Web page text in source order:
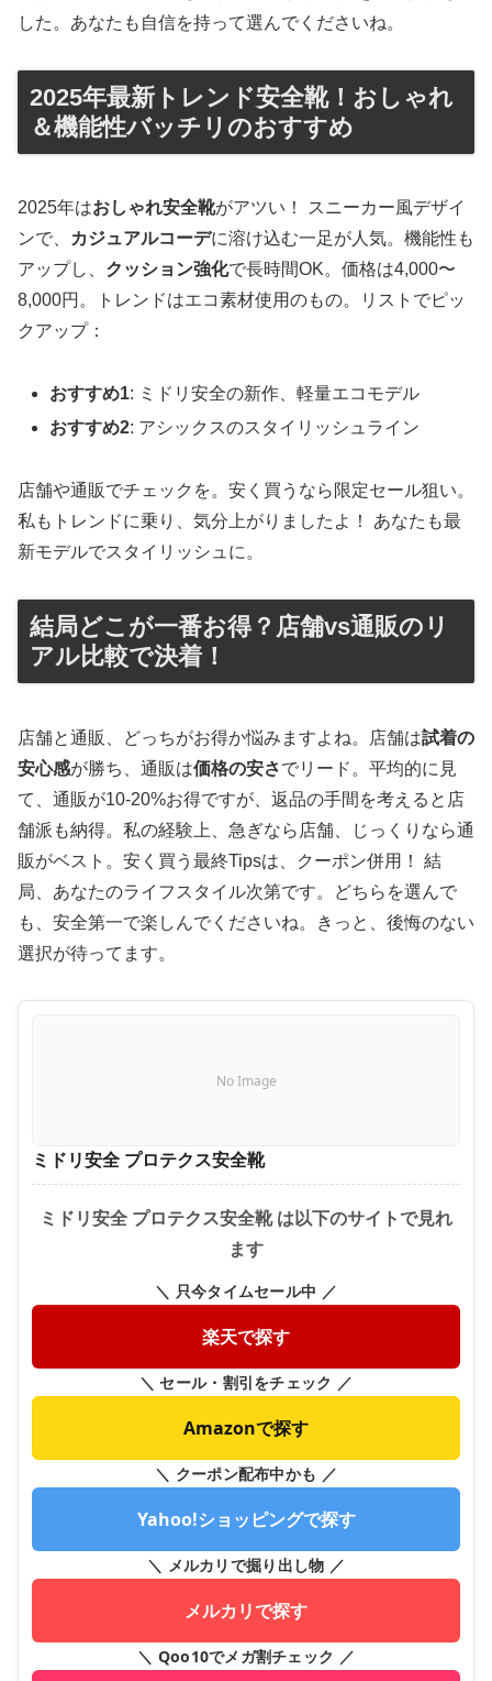
した。あなたも自信を持って選んでくださいね。
2025年最新トレンド安全靴！おしゃれ
＆機能性バッチリのおすすめ
2025年はおしゃれ安全靴がアツい！ スニーカー風デザイ
ンで、 カジュアルコーデに溶け込む一足が人気。機能性も
アップし、 クッション強化で長時間OK。価格は4,000〜
8,000円。トレンドはエコ素材使用のもの。リストでピッ
クアップ：
おすすめ1: ミドリ安全の新作、軽量エコモデル
おすすめ2: アシックスのスタイリッシュライン
店舗や通販でチェックを。安く買うなら限定セール狙い。
私もトレンドに乗り、気分上がりましたよ！ あなたも最
新モデルでスタイリッシュに。
結局どこが一番お得？店舗vs通販のリ
アル比較で決着！
店舗と通販、どっちがお得か悩みますよね。店舗は試着の
安心感が勝ち、通販は価格の安さでリード。平均的に見
て、通販が10-20%お得ですが、返品の手間を考えると店
舗派も納得。私の経験上、急ぎなら店舗、じっくりなら通
販がベスト。安く買う最終Tipsは、クーポン併用！ 結
局、あなたのライフスタイル次第です。どちらを選んで
も、安全第一で楽しんでくださいね。きっと、後悔のない
選択が待ってます。
No Image
ミドリ安全 プロテクス安全靴
ミドリ安全 プロテクス安全靴 は以下のサイトで見れ
ます
＼ 只今タイムセール中 ／
楽天で探す
＼ セール・割引をチェック ／
Amazonで探す
＼ クーポン配布中かも ／
Yahoo!ショッピングで探す
＼ メルカリで掘り出し物 ／
メルカリで探す
＼ Qoo10でメガ割チェック ／